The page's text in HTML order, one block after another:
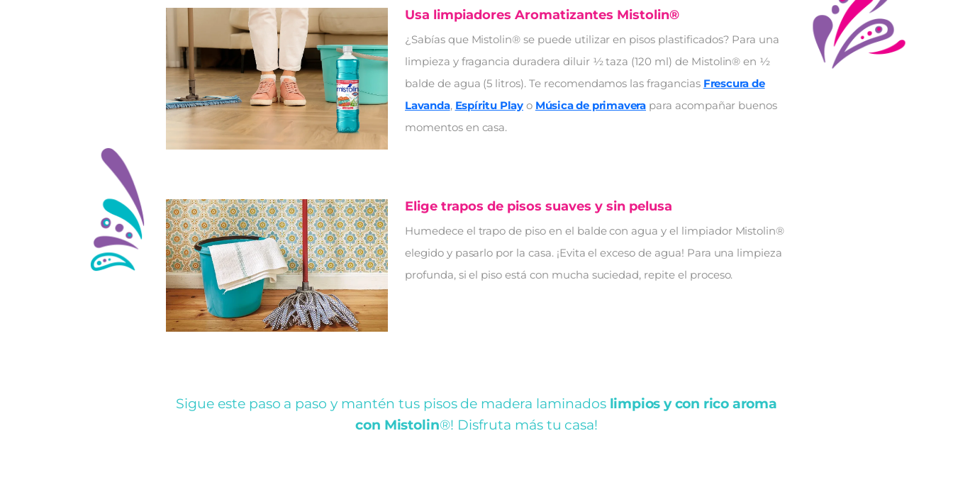
Usa limpiadores Aromatizantes Mistolin®
¿Sabías que Mistolin® se puede utilizar en pisos plastificados? Para una
limpieza y fragancia duradera diluir ½ taza (120 ml) de Mistolin® en ½
balde de agua (5 litros). Te recomendamos las fragancias Frescura de
Lavanda, Espíritu Playo Música de primavera para acompañar buenos
momentos en casa.
Elige trapos de pisos suaves y sin pelusa
Humedece el trapo de piso en el balde con agua y el limpiador Mistolin®
elegido y pasarlo por la casa. ¡Evita el exceso de agua! Para una limpieza
profunda, si el piso está con mucha suciedad, repite el proceso.
Sigue este paso a paso y mantén tus pisos de madera laminados limpios y con rico aroma
con Mistolin®! Disfruta más tu casa!